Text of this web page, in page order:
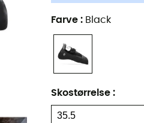
Farve : Black
Skostørrelse :